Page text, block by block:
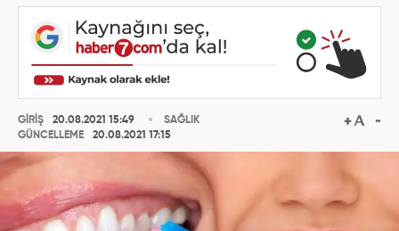
GİRİŞ
20.08.2021 15:49
GÜNCELLEME
20.08.2021 17:15
SAĞLIK